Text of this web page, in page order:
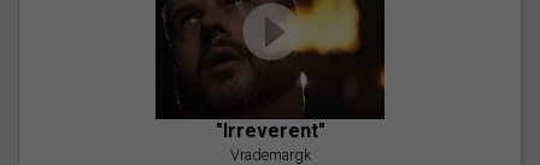
"Irreverent"
Vrademargk